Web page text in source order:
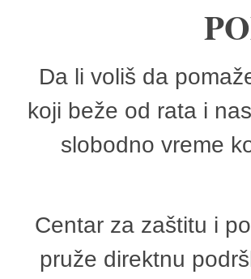
Da li voliš da
koji beže od rata i
slobodno vreme
Centar za zaštitu i
pruže direktnu